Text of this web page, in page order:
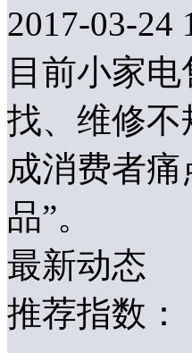
2017-03-24
目前小家
找、维修
成消费者
品”。
最新动态
推荐指数：